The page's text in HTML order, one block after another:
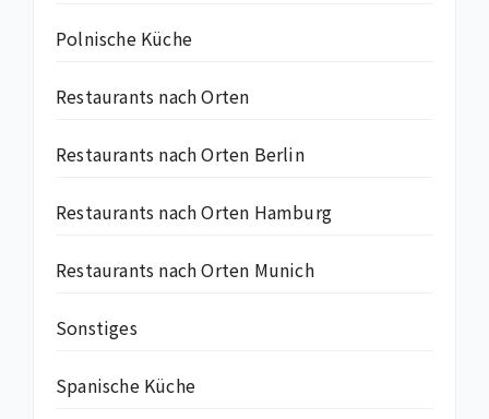
Polnische Küche
Restaurants nach Orten
Restaurants nach Orten Berlin
Restaurants nach Orten Hamburg
Restaurants nach Orten Munich
Sonstiges
Spanische Küche